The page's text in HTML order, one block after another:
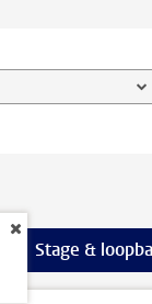
meer Extra
Stage &